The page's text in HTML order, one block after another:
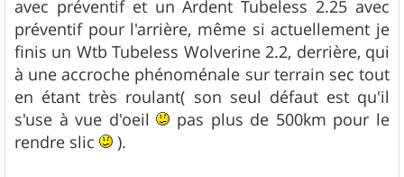
avec préventif et un Ardent Tubeless 2.25 avec
préventif pour l'arrière, même si actuellement je
finis un Wtb Tubeless Wolverine 2.2, derrière, qui
à une accroche phénoménale sur terrain sec tout
en étant très roulant( son seul défaut est qu'il
s'use à vue d'oeil
pas plus de 500km pour le
rendre slic
).